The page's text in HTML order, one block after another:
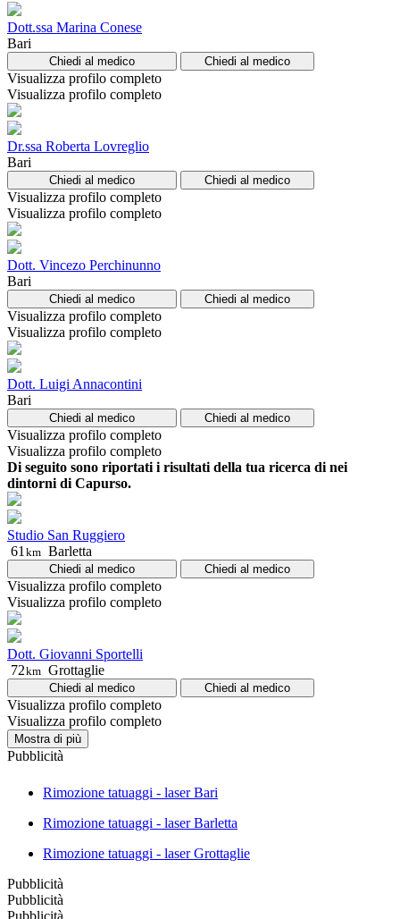
Dott.ssa Marina Conese
Bari
Chiedi al medico Chiedi al medico
Visualizza profilo completo
Visualizza profilo completo
Dr.ssa Roberta Lovreglio
Bari
Chiedi al medico Chiedi al medico
Visualizza profilo completo
Visualizza profilo completo
Dott. Vincezo Perchinunno
Bari
Chiedi al medico Chiedi al medico
Visualizza profilo completo
Visualizza profilo completo
Dott. Luigi Annacontini
Bari
Chiedi al medico Chiedi al medico
Visualizza profilo completo
Visualizza profilo completo
Di seguito sono riportati i risultati della tua ricerca di nei
dintorni di Capurso.
Studio San Ruggiero
61km Barletta
Chiedi al medico Chiedi al medico
Visualizza profilo completo
Visualizza profilo completo
Dott. Giovanni Sportelli
72km Grottaglie
Chiedi al medico Chiedi al medico
Visualizza profilo completo
Visualizza profilo completo
Mostra di più
Pubblicità
Rimozione tatuaggi - laser Bari
Rimozione tatuaggi - laser Barletta
Rimozione tatuaggi - laser Grottaglie
Pubblicità
Pubblicità
Pubblicità